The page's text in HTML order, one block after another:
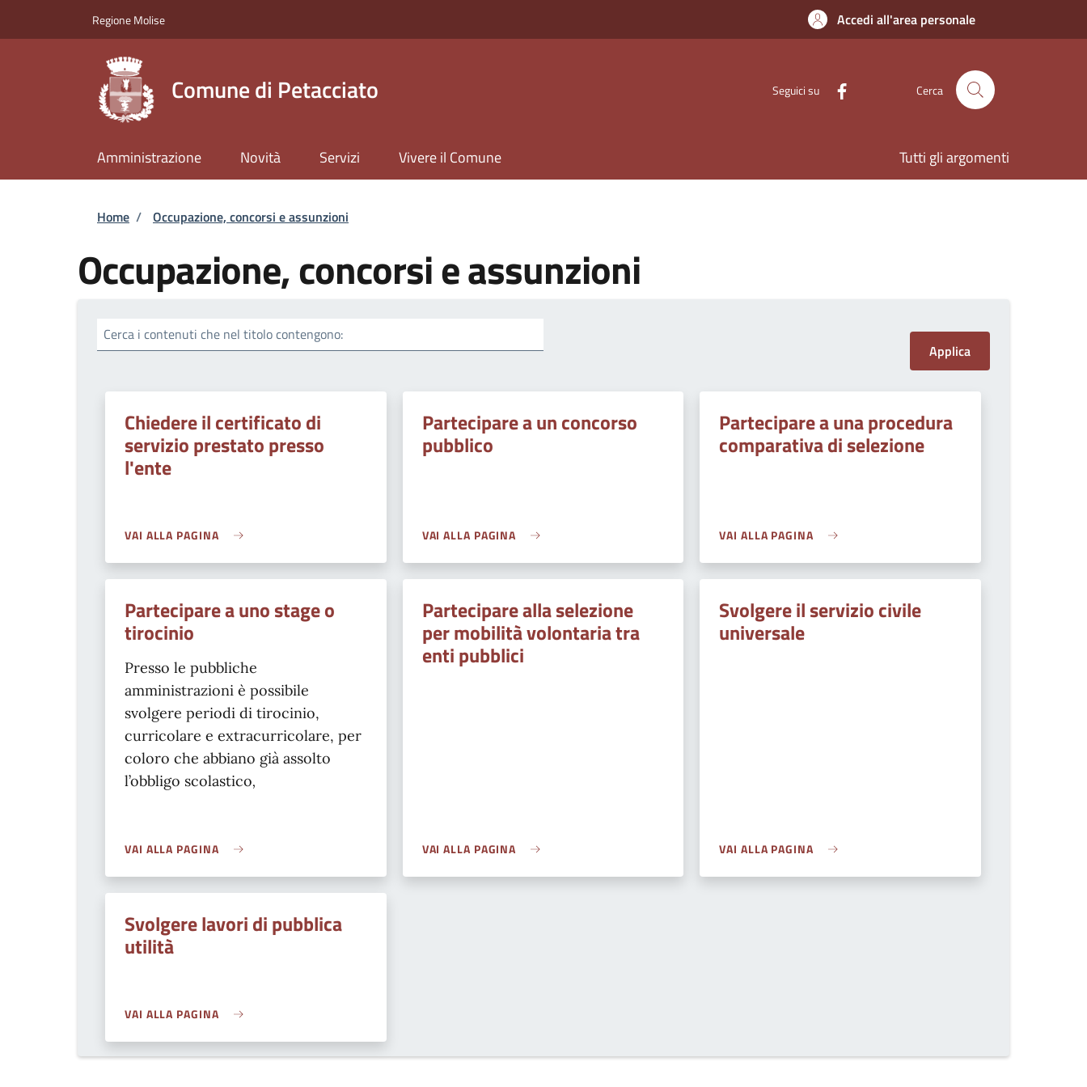
Regione Molise Accedi all'area personale
Comune di Petacciato Seguici su Cerca
Amministrazione Novità Servizi Vivere il Comune Tutti gli argomenti
Briciole di pane
Home / Occupazione, concorsi e assunzioni
Occupazione, concorsi e assunzioni
Cerca i contenuti che nel titolo contengono:
Chiedere il certificato di
servizio prestato presso
l'ente
VAI ALLA PAGINA
Partecipare a un concorso
pubblico
VAI ALLA PAGINA
Partecipare a una procedura
comparativa di selezione
VAI ALLA PAGINA
Partecipare a uno stage o
tirocinio
Presso le pubbliche
amministrazioni è possibile
svolgere periodi di tirocinio,
curricolare e extracurricolare, per
coloro che abbiano già assolto
l’obbligo scolastico,
VAI ALLA PAGINA
Partecipare alla selezione
per mobilità volontaria tra
enti pubblici
VAI ALLA PAGINA
Svolgere il servizio civile
universale
VAI ALLA PAGINA
Svolgere lavori di pubblica
utilità
VAI ALLA PAGINA